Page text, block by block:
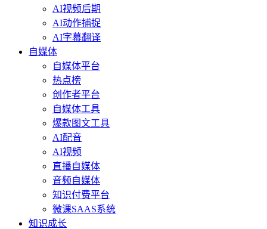
AI视频后期
AI动作捕捉
AI字幕翻译
自媒体
自媒体平台
热点榜
创作者平台
自媒体工具
爆款图文工具
AI配音
AI视频
直播自媒体
音频自媒体
知识付费平台
微课SAAS系统
知识成长